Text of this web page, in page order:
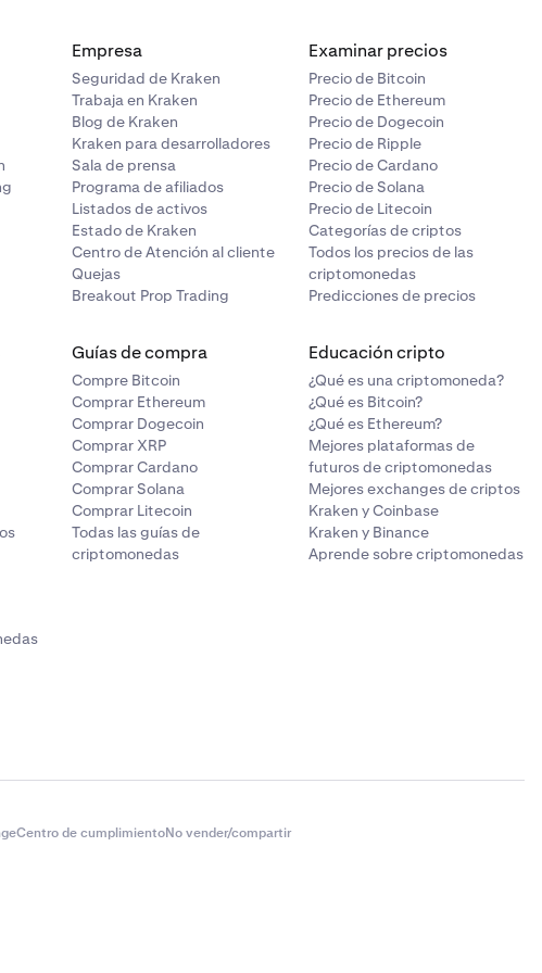
Empresa
Seguridad de Kraken
Trabaja en Kraken
Blog de Kraken
Kraken para desarrolladores
Sala de prensa
Programa de afiliados
Listados de activos
Estado de Kraken
Centro de Atención al cliente
Quejas
Breakout Prop Trading
Examinar precios
Precio de Bitcoin
Precio de Ethereum
Precio de Dogecoin
Precio de Ripple
Precio de Cardano
Precio de Solana
Precio de Litecoin
Categorías de criptos
Todos los precios de las
criptomonedas
Predicciones de precios
Guías de compra
Compre Bitcoin
Comprar Ethereum
Comprar Dogecoin
Comprar XRP
Comprar Cardano
Comprar Solana
Comprar Litecoin
Todas las guías de
criptomonedas
Educación cripto
¿Qué es una criptomoneda?
¿Qué es Bitcoin?
¿Qué es Ethereum?
Mejores plataformas de
futuros de criptomonedas
Mejores exchanges de criptos
Kraken y Coinbase
Kraken y Binance
Aprende sobre criptomonedas
Centro de cumplimientoNo vender/compartir